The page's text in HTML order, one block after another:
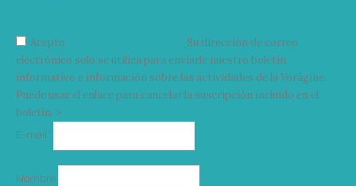
Acepto
Su dirección de correo
electrónico solo se utiliza para enviarle nuestro boletín
informativo e información sobre las actividades de la Vorágine.
Puede usar el enlace para cancelar la suscripción incluido en el
boletín. >
E-mail*
Nombre